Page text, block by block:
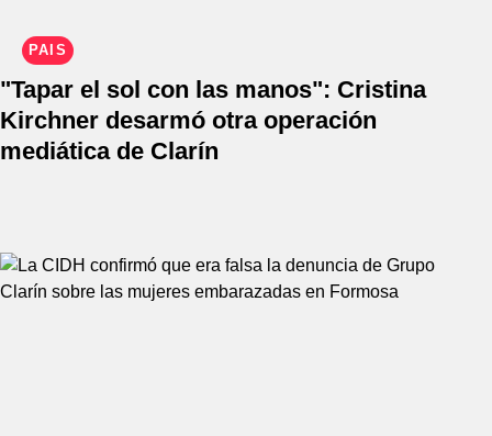
PAÍS
"Tapar el sol con las manos": Cristina
Kirchner desarmó otra operación
mediática de Clarín